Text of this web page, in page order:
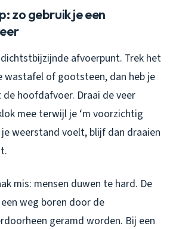
zo gebruik je een
afvoerpunt. Trek het
wastafel of gootsteen, dan heb je
hoofdafvoer. Draai de veer
mee terwijl je ‘m voorzichtig
weerstand voelt, blijf dan draaien
mis: mensen duwen te hard. De
weg boren door de
geramd worden. Bij een